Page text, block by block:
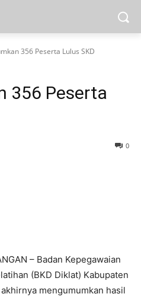
356 Peserta Lulus SKD
356 Peserta
0
– Badan Kepegawaian
(BKD Diklat) Kabupaten
mengumumkan hasil